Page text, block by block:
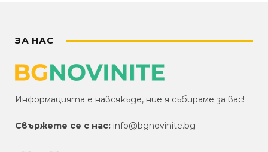
ЗА НАС
Информацията е навсякъде, ние я събираме за вас!
Свържете се с нас: info@bgnovinite.bg